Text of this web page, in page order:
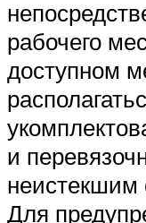
рабочего
доступном
и
неистекшим
Для